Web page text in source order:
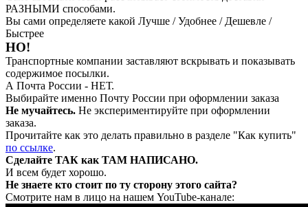
РАЗНЫМИ способами.
Вы сами определяете какой Лучше / Удобнее / Дешевле /
Быстрее
НО!
Транспортные компании заставляют вскрывать и показывать
содержимое посылки.
А Почта России - НЕТ.
Выбирайте именно Почту России при оформлении заказа
Не мучайтесь. Не экспериментируйте при оформлении
заказа.
Прочитайте как это делать правильно в разделе "Как купить"
по ссылке.
Сделайте ТАК как ТАМ НАПИСАНО.
И всем будет хорошо.
Не знаете кто стоит по ту сторону этого сайта?
Смотрите нам в лицо на нашем YouTube-канале: